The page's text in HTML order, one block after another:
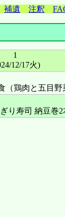
補遺 注釈
1
12/17火)
（鶏肉と五目
り寿司 納豆巻2